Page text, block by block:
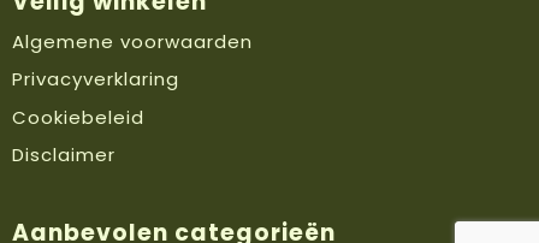
Algemene voorwaarden
Privacyverklaring
Cookiebeleid
Disclaimer
Aanbevolen categorieën